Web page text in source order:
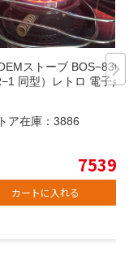
ストーブ BOS−836
同型）レトロ 電子点
ア在庫： 3886
7539
カートに入れる